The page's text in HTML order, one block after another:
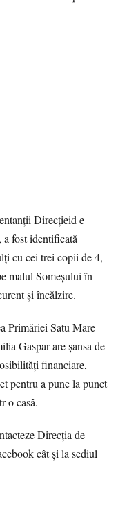
Direcțieid e
fost identificată
cu cei trei copii de 4,
malul Someșului în
și încălzire.
Primăriei Satu Mare
Gaspar are șansa de
financiare,
pentru a pune la punct
o casă.
Direcția de
cât și la sediul